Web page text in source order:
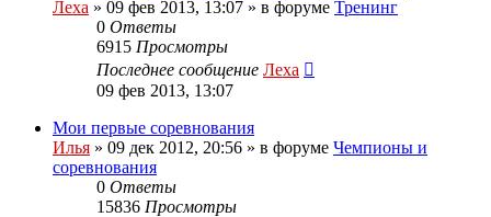
Леха » 09 фев 2013, 13:07 » в форуме Тренинг
0 Ответы
6915 Просмотры
Последнее сообщение Леха
09 фев 2013, 13:07
Мои первые соревнования
Илья » 09 дек 2012, 20:56 » в форуме Чемпионы и
соревнования
0 Ответы
15836 Просмотры